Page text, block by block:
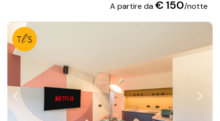
A partire da€ 150/notte